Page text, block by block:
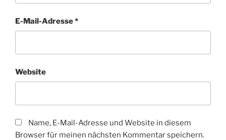
E-Mail-Adresse*
Website
Name, E-Mail-Adresse und Website in diesem
Browser für meinen nächsten Kommentar speichern.